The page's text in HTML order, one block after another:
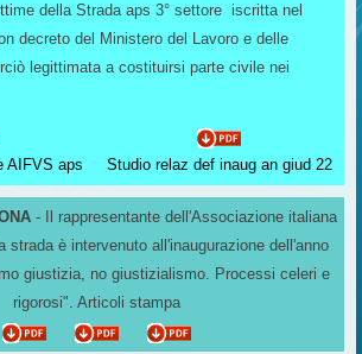
della Strada aps 3° settore iscritta nel
decreto del Ministero del Lavoro e delle
legittimata a costituirsi parte civile nei
AIFVS aps Studio relaz def inaug an giud 22
- Il rappresentante dell'Associazione italiana
strada è intervenuto all'inaugurazione dell'anno
giustizia, no giustizialismo. Processi celeri e
rigorosi". Articoli stampa